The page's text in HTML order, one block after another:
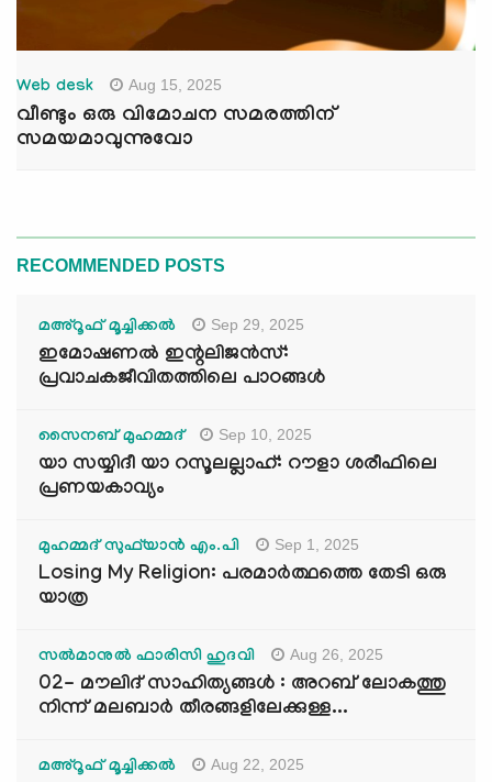
Web desk Aug 15, 2025
വീണ്ടും ഒരു വിമോചന സമരത്തിന്
സമയമാവുന്നുവോ
RECOMMENDED POSTS
മഅ്റൂഫ് മൂച്ചിക്കല്‍ Sep 29, 2025
ഇമോഷണൽ ഇന്റലിജൻസ്:
പ്രവാചകജീവിതത്തിലെ പാഠങ്ങൾ
സൈനബ് മുഹമ്മദ് Sep 10, 2025
യാ സയ്യിദീ യാ റസൂലല്ലാഹ്: റൗളാ ശരീഫിലെ
പ്രണയകാവ്യം
മുഹമ്മദ് സുഫ്‌യാൻ എം.പി Sep 1, 2025
Losing My Religion: പരമാർത്ഥത്തെ തേടി ഒരു
യാത്ര
സൽമാനുൽ ഫാരിസി ഹുദവി Aug 26, 2025
02- മൗലിദ് സാഹിത്യങ്ങൾ : അറബ് ലോകത്തു
നിന്ന് മലബാർ തീരങ്ങളിലേക്കുള്ള...
മഅ്റൂഫ് മൂച്ചിക്കല്‍ Aug 22, 2025